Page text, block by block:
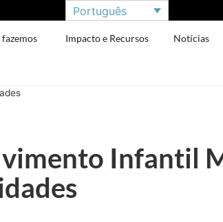
Português
fazemos Impacto e Recursos Notícias
Infantil